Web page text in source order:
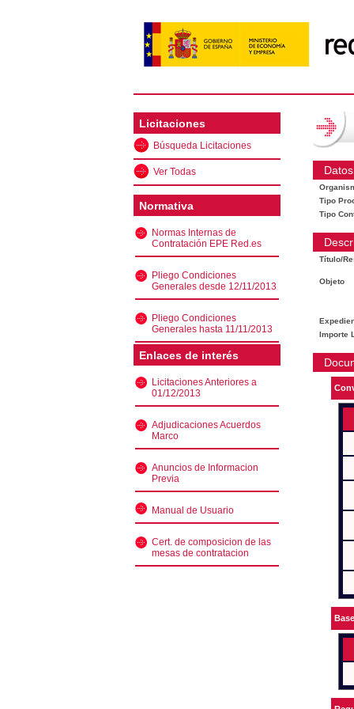
Licitaciones
Búsqueda Licitaciones
Ver Todas
Normativa
Normas Internas de
Contratación EPE Red.es
Pliego Condiciones
Generales desde 12/11/2013
Pliego Condiciones
Generales hasta 11/11/2013
Enlaces de interés
Licitaciones Anteriores a
01/12/2013
Adjudicaciones Acuerdos
Marco
Anuncios de Informacion
Previa
Manual de Usuario
Cert. de composicion de las
mesas de contratacion
Tipo
Tipo
Título/
Objeto
Importe